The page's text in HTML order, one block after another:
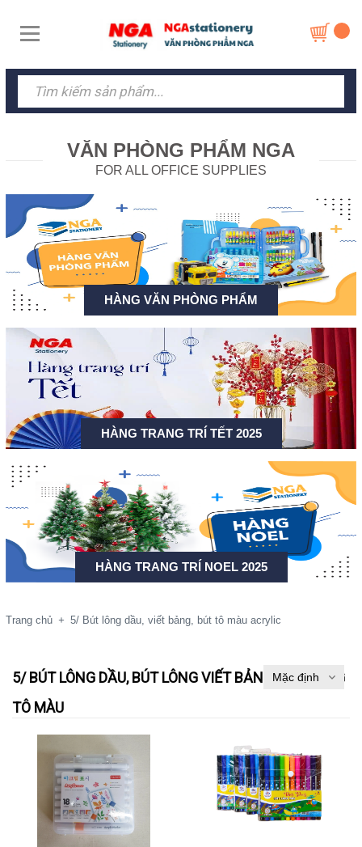
VĂN PHÒNG PHẨM NGA
FOR ALL OFFICE SUPPLIES
HÀNG VĂN PHÒNG PHẨM
HÀNG TRANG TRÍ TẾT 2025
HÀNG TRANG TRÍ NOEL 2025
Trang chủ + 5/ Bút lông dầu, viết bảng, bút tô màu acrylic
5/ BÚT LÔNG DẦU, BÚT LÔNG VIẾT BẢNG, BÚT LÔNG
TÔ MÀU